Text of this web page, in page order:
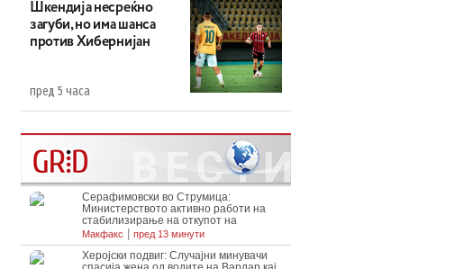
Шкендија несреќно
загуби, но има шанса
против Хибернијан
пред 5 часа